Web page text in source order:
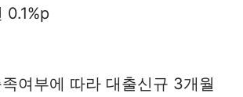
여부에 따라 대출신규 3개월